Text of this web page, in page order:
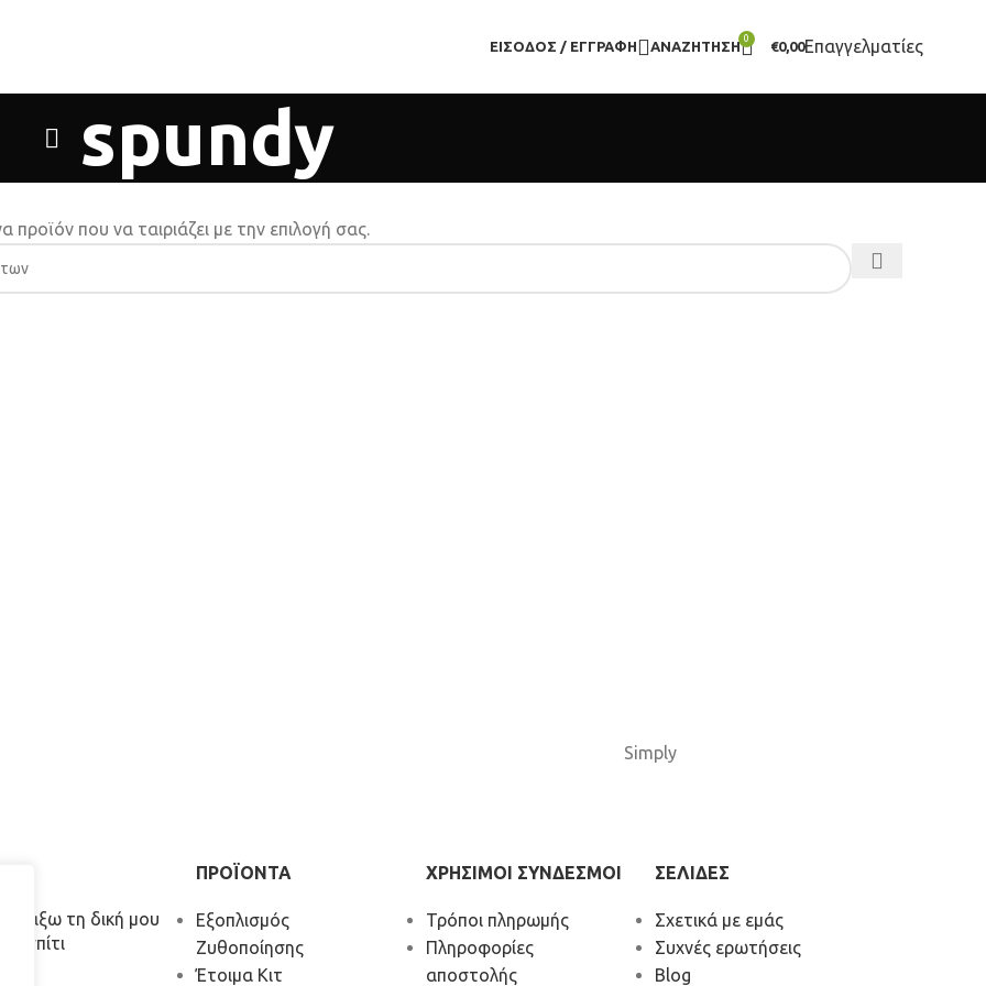
ΕΊΣΟΔΟΣ / ΕΓΓΡΑΦΉ ΑΝΑΖΉΤΗΣΗ
0
€0,00Επαγγελματίες
spundy
προϊόν που να ταιριάζει με την επιλογή σας.
Simply
φτιάξω τη δική μου
σπίτι
ΠΡΟΪΟΝΤΑ
Εξοπλισμός
Ζυθοποίησης
Έτοιμα Κιτ
ΧΡΗΣΙΜΟΙ ΣΥΝΔΕΣΜΟΙ
Τρόποι πληρωμής
Πληροφορίες
αποστολής
ΣΕΛΙΔΕΣ
Σχετικά με εμάς
Συχνές ερωτήσεις
Blog